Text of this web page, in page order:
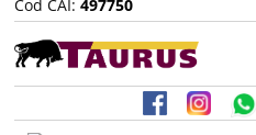
Cod CAI: 497750